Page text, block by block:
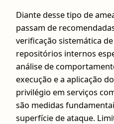
Diante desse tipo de
passam de
verificação sistemática
repositórios internos
análise de
execução e a aplicação
privilégio em serviços
são medidas
superfície de ataque.